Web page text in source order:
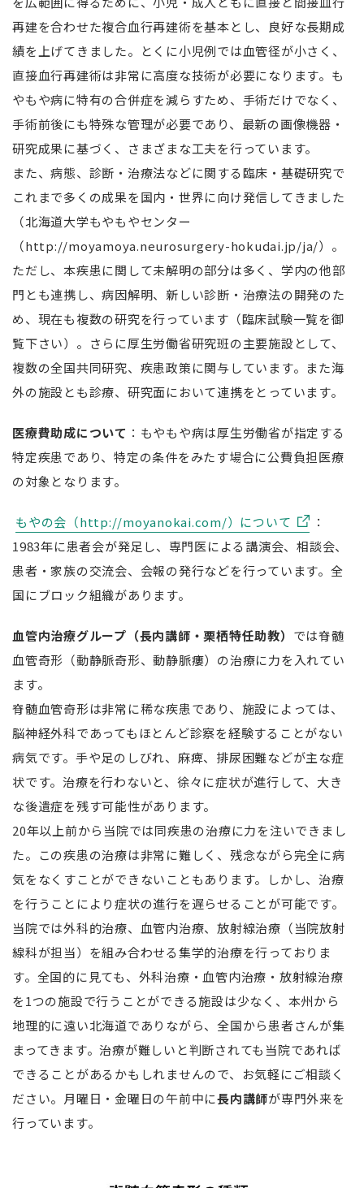
再建を合わせた複合血行再建術を基本とし、良好な長期成
績を上げてきました。とくに小児例では血管径が小さく、
直接血行再建術は非常に高度な技術が必要になります。も
やもや病に特有の合併症を減らすため、手術だけでなく、
手術前後にも特殊な管理が必要であり、最新の画像機器・
研究成果に基づく、さまざまな工夫を行っています。
また、病態、診断・治療法などに関する臨床・基礎研究で
これまで多くの成果を国内・世界に向け発信してきました
（北海道大学もやもやセンター
（http://moyamoya.neurosurgery-hokudai.jp/ja/）。
ただし、本疾患に関して未解明の部分は多く、学内の他部
門とも連携し、病因解明、新しい診断・治療法の開発のた
め、現在も複数の研究を行っています（臨床試験一覧を御
覧下さい）。さらに厚生労働省研究班の主要施設として、
複数の全国共同研究、疾患政策に関与しています。また海
外の施設とも診療、研究面において連携をとっています。
医療費助成について ：もやもや病は厚生労働省が指定する
特定疾患であり、特定の条件をみたす場合に公費負担医療
の対象となります。
もやの会（http://moyanokai.com/）について
：
1983年に患者会が発足し、専門医による講演会、相談会、
患者・家族の交流会、会報の発行などを行っています。全
国にブロック組織があります。
血管内治療グループ（長内講師・栗栖特任助教） では脊髄
血管奇形（動静脈奇形、動静脈瘻）の治療に力を入れてい
ます。
脊髄血管奇形は非常に稀な疾患であり、施設によっては、
脳神経外科であってもほとんど診察を経験することがない
病気です。手や足のしびれ、麻痺、排尿困難などが主な症
状です。治療を行わないと、徐々に症状が進行して、大き
な後遺症を残す可能性があります。
20年以上前から当院では同疾患の治療に力を注いできまし
た。この疾患の治療は非常に難しく、残念ながら完全に病
気をなくすことができないこともあります。しかし、治療
を行うことにより症状の進行を遅らせることが可能です。
当院では外科的治療、血管内治療、放射線治療（当院放射
線科が担当）を組み合わせる集学的治療を行っておりま
す。全国的に見ても、外科治療・血管内治療・放射線治療
を1つの施設で行うことができる施設は少なく、本州から
地理的に遠い北海道でありながら、全国から患者さんが集
まってきます。治療が難しいと判断されても当院であれば
できることがあるかもしれませんので、お気軽にご相談く
ださい。月曜日・金曜日の午前中に長内講師が専門外来を
行っています。